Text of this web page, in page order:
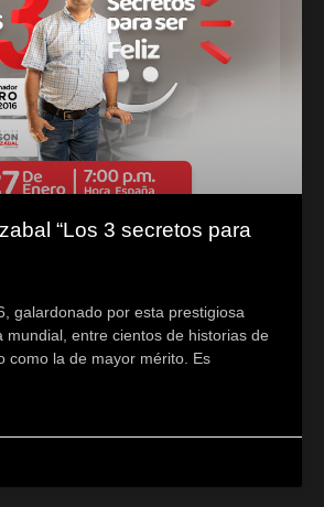
“Los 3 secretos para
galardonado por esta prestigiosa
mundial, entre cientos de historias de
como la de mayor mérito. Es